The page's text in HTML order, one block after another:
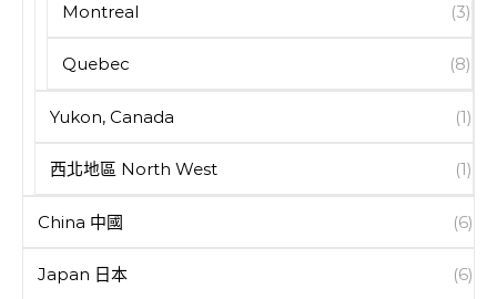
Montreal (3)
Quebec (8)
Yukon, Canada (1)
西北地區 North West (1)
China 中國 (6)
Japan 日本 (6)